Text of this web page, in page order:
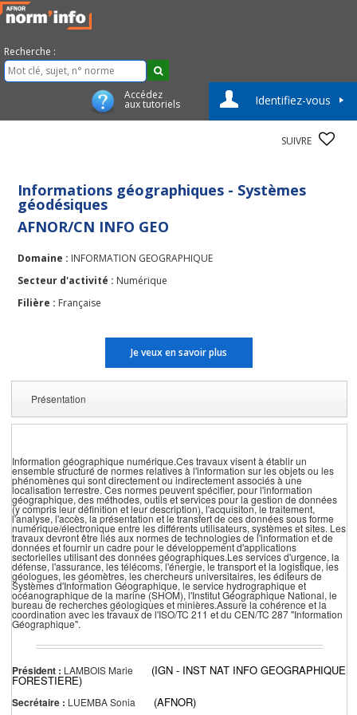
Recherche :
Accédez
aux tutoriels Identifiez-vous
SUIVRE
Informations géographiques - Systèmes
géodésiques
AFNOR/CN INFO GEO
Domaine : INFORMATION GEOGRAPHIQUE
Secteur d'activité : Numérique
Filière : Française
Je veux en savoir plus
Présentation
Information géographique numérique.Ces travaux visent à établir un
ensemble structuré de normes relatives à l'information sur les objets ou les
phénomènes qui sont directement ou indirectement associés à une
localisation terrestre. Ces normes peuvent spécifier, pour l'information
géographique, des méthodes, outils et services pour la gestion de données
(y compris leur définition et leur description), l'acquisiton, le traitement,
l'analyse, l'accès, la présentation et le transfert de ces données sous forme
numérique/électronique entre les différents utilisateurs, systèmes et sites. Les
travaux devront être liés aux normes de technologies de l'information et de
données et fournir un cadre pour le développement d'applications
sectorielles utilisant des données géographiques.Les services d'urgence, la
défense, l'assurance, les télécoms, l'énergie, le transport et la logistique, les
géologues, les géomètres, les chercheurs universitaires, les éditeurs de
Systèmes d'Information Géographique, le service hydrographique et
océanographique de la marine (SHOM), l'Institut Géographique National, le
bureau de recherches géologiques et minières.Assure la cohérence et la
coordination avec les travaux de l'ISO/TC 211 et du CEN/TC 287 "Information
Géographique".
Président : LAMBOIS Marie (IGN - INST NAT INFO GEOGRAPHIQUE
FORESTIERE)
Secrétaire : LUEMBA Sonia (AFNOR)